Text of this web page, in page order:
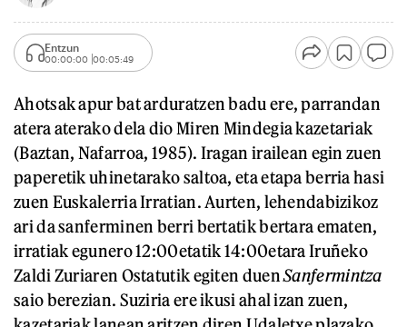
Entzun
00:00:00 00:05:49
Ahotsak apur bat arduratzen badu ere, parrandan
atera aterako dela dio Miren Mindegia kazetariak
(Baztan, Nafarroa, 1985). Iragan irailean egin zuen
paperetik uhinetarako saltoa, eta etapa berria hasi
zuen Euskalerria Irratian. Aurten, lehendabizikoz
ari da sanferminen berri bertatik bertara ematen,
irratiak egunero 12:00etatik 14:00etara Iruñeko
Zaldi Zuriaren Ostatutik egiten duenSanfermintza
saio berezian. Suziria ere ikusi ahal izan zuen,